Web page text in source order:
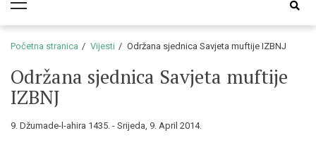
zajednice Bijeljina
Menu
Početna stranica Vijesti Održana sjednica Savjeta muftije IZBNJ
Održana sjednica Savjeta muftije
IZBNJ
9. Džumade-l-ahira 1435. - Srijeda, 9. April 2014.